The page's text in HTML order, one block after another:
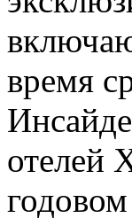
время
отелей